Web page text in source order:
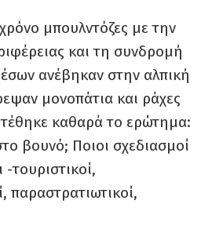
μπουλντόζες με την
και τη συνδρομή
ανέβηκαν στην αλπική
μονοπάτια και ράχες
καθαρά το ερώτημα:
βουνό; Ποιοι σχεδιασμοί
τουριστικοί,
παραστρατιωτικοί,